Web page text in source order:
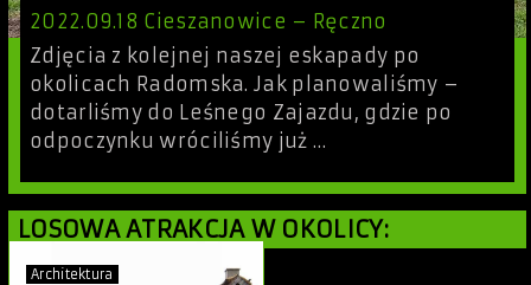
2022.09.18 Cieszanowice – Ręczno
Zdjęcia z kolejnej naszej eskapady po
okolicach Radomska. Jak planowaliśmy –
dotarliśmy do Leśnego Zajazdu, gdzie po
odpoczynku wróciliśmy już …
LOSOWA ATRAKCJA W OKOLICY:
Architektura